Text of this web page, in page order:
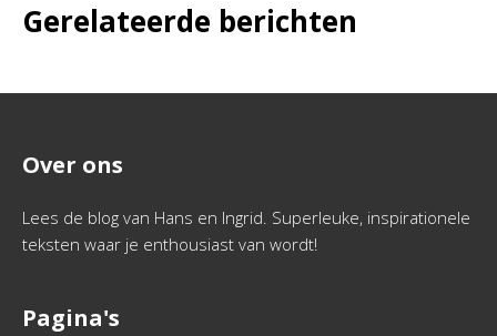
Gerelateerde berichten
Over ons
Lees de blog van Hans en Ingrid. Superleuke, inspirationele
teksten waar je enthousiast van wordt!
Pagina's